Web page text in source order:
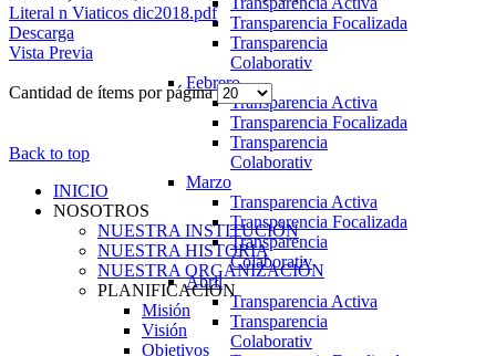
Transparencia Focalizada
Transparencia
Colaborativ
Febrero
Transparencia Activa
Transparencia Focalizada
Transparencia
Colaborativ
Marzo
Transparencia Activa
Transparencia Focalizada
Transparencia
Colaborativ
Abril
Transparencia Activa
Transparencia
Colaborativ
Literal n Viaticos dic2018.pdf
Descarga
Vista Previa
Cantidad de ítems por página
Back to top
INICIO
NOSOTROS
NUESTRA INSTITUCIÓN
NUESTRA HISTORIA
NUESTRA ORGANIZACIÓN
PLANIFICACIÓN
Misión
Visión
Objetivos